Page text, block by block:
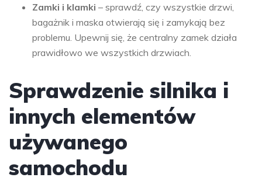
Zamki i klamki – sprawdź, czy wszystkie drzwi,
bagażnik i maska otwierają się i zamykają bez
problemu. Upewnij się, że centralny zamek działa
prawidłowo we wszystkich drzwiach.
Sprawdzenie silnika i
innych elementów
używanego
samochodu